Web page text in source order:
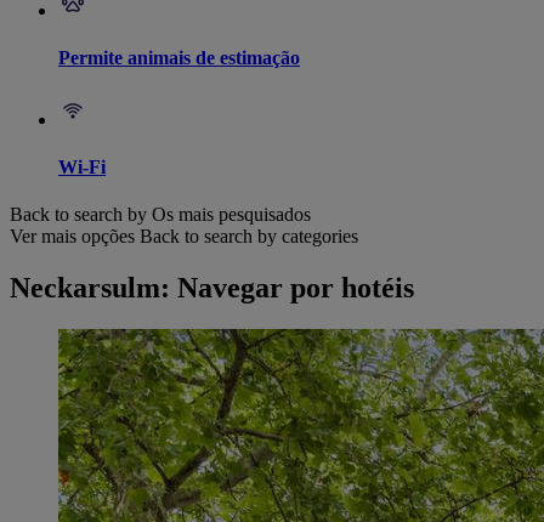
Permite animais de estimação
Wi-Fi
Back to search by Os mais pesquisados
Ver mais opções Back to search by categories
Neckarsulm: Navegar por hotéis